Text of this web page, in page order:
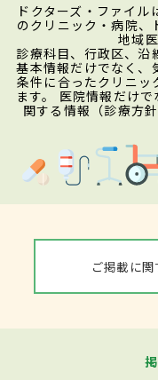
ドクターズ・ファイ
のクリニック・病院、
地域
診療科目、行政区、沿
基本情報だけでなく、
条件に合ったクリニッ
ます。 医院情報だけ
関する情報（診療方
ご掲載に